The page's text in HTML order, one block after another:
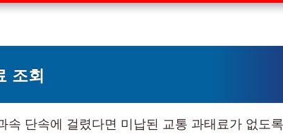
조회
속 단속에 걸렸다면 미납된 교통 과태료가 없도